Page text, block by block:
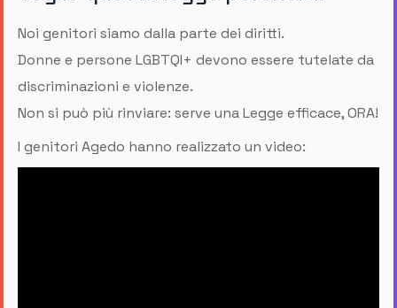
Noi genitori siamo dalla parte dei diritti.
Donne e persone LGBTQI+ devono essere tutelate da
discriminazioni e violenze.
Non si può più rinviare: serve una Legge efficace, ORA!
I genitori Agedo hanno realizzato un video: